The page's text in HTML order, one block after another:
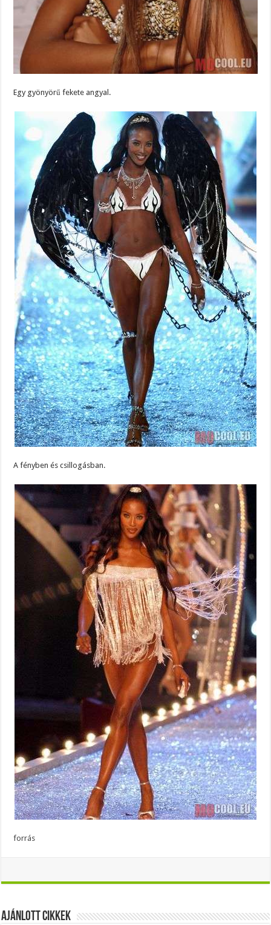
Egy gyönyörű fekete angyal.
A fényben és csillogásban.
forrás
Ajánlott Cikkek